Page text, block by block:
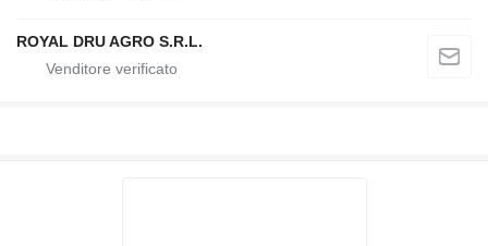
ROYAL DRU AGRO S.R.L.